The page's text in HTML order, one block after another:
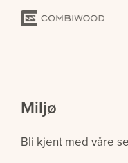
Miljø
Bli kjent med våre